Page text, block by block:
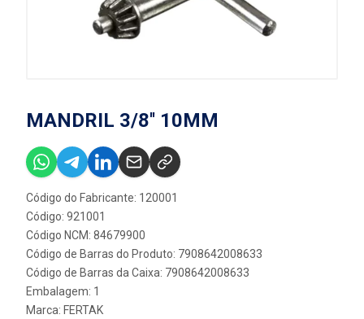
MANDRIL 3/8'' 10MM
Código do Fabricante: 120001
Código: 921001
Código NCM: 84679900
Código de Barras do Produto: 7908642008633
Código de Barras da Caixa: 7908642008633
Embalagem: 1
Marca: FERTAK